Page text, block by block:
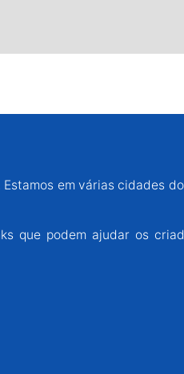
em várias cidades
que podem ajudar os